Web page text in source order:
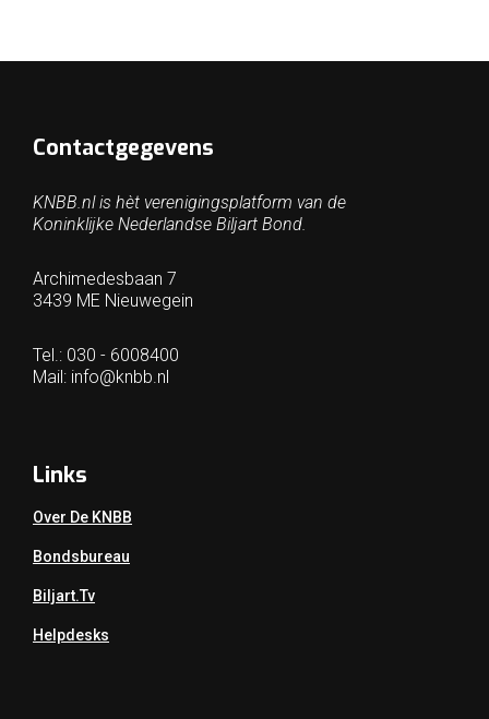
Contactgegevens
KNBB.nl is hèt verenigingsplatform van de
Koninklijke Nederlandse Biljart Bond.
Archimedesbaan 7
3439 ME Nieuwegein
Tel.: 030 - 6008400
Mail: info@knbb.nl
Links
Over De KNBB
Bondsbureau
Biljart.tv
Helpdesks